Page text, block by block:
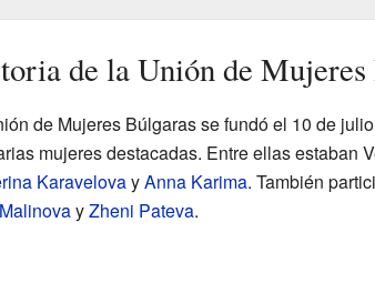
de la Unión de Mujeres
de Mujeres Búlgaras se fundó el 10 de
mujeres destacadas. Entre ellas estaban
KaravelovayAnna Karima. También
yZheni Pateva.